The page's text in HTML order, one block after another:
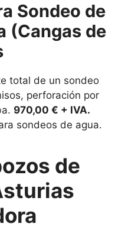
Sondeo de
(Cangas de
total de un sondeo
perforación por
970,00 € + IVA.
sondeos de agua.
de